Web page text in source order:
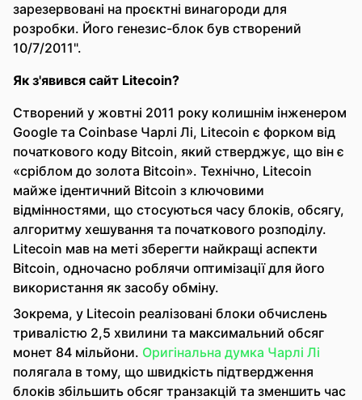
зарезервовані на проєктні винагороди для
розробки. Його генезис-блок був створений
10/7/2011".
Як з'явився сайт Litecoin?
Створений у жовтні 2011 року колишнім інженером
Google та Coinbase Чарлі Лі, Litecoin є форком від
початкового коду Bitcoin, який стверджує, що він є
«сріблом до золота Bitcoin». Технічно, Litecoin
майже ідентичний Bitcoin з ключовими
відмінностями, що стосуються часу блоків, обсягу,
алгоритму хешування та початкового розподілу.
Litecoin мав на меті зберегти найкращі аспекти
Bitcoin, одночасно роблячи оптимізації для його
використання як засобу обміну.
Зокрема, у Litecoin реалізовані блоки обчислень
тривалістю 2,5 хвилини та максимальний обсяг
монет 84 мільйони. Оригінальна думка Чарлі Лі
полягала в тому, що швидкість підтвердження
блоків збільшить обсяг транзакцій та зменшить час